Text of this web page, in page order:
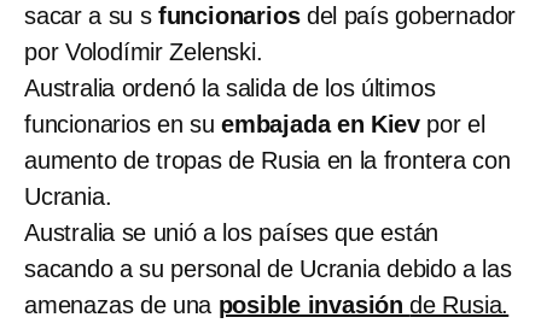
sacar a su s funcionariosdel país gobernador
por Volodímir Zelenski.
Australia ordenó la salida de los últimos
funcionarios en suembajada en Kiev por el
aumento de tropas de Rusia en la frontera con
Ucrania.
Australia se unió a los países que están
sacando a su personal de Ucrania debido a las
amenazas de una posible invasiónde Rusia.